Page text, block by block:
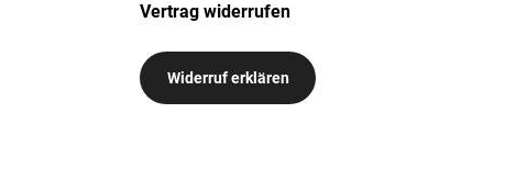
Vertrag widerrufen
Widerruf erklären